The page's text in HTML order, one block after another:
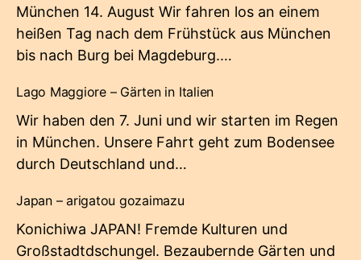
München 14. August Wir fahren los an einem
heißen Tag nach dem Frühstück aus München
bis nach Burg bei Magdeburg.…
Lago Maggiore – Gärten in Italien
Wir haben den 7. Juni und wir starten im Regen
in München. Unsere Fahrt geht zum Bodensee
durch Deutschland und…
Japan – arigatou gozaimazu
Konichiwa JAPAN! Fremde Kulturen und
Großstadtdschungel. Bezaubernde Gärten und